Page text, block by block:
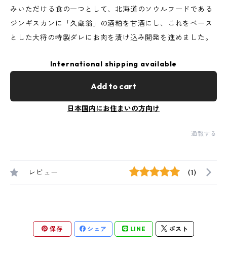
みいただける食の一つとして、北海道のソウルフードである
ジンギスカンに「久蔵翁」の酒粕を甘酒にし、これをベース
とした大将の特製ダレにお肉を漬け込み開発を進めました。
International shipping available
Add to cart
日本国内にお住まいの方向け
通報する
レビュー (1)
保存 シェア LINE ポスト